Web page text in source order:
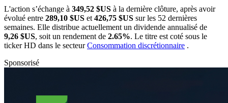
L'action s’échange à 349,52 $US à la dernière clôture, après avoir
évolué entre 289,10 $US et 426,75 $US sur les 52 dernières
semaines. Elle distribue actuellement un dividende annualisé de
9,26 $US, soit un rendement de 2.65%. Le titre est coté sous le
tickerHD dans le secteurConsommation discrétionnaire .
Sponsorisé